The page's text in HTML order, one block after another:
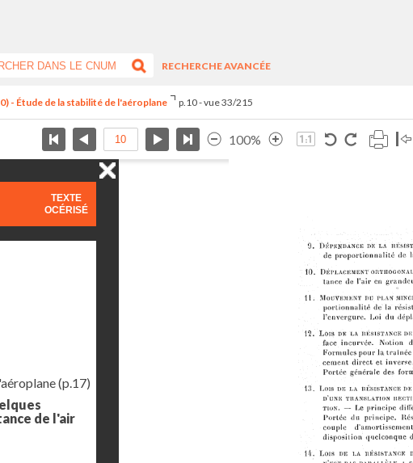
RECHERCHE AVANCÉE
- Étude de la stabilité de l'aéroplane p.10 - vue 33/215
100%
TEXTE
OCÉRISÉ
(p.17)
de l'air